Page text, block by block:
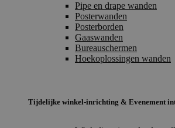
Pipe en drape wanden
Posterwanden
Posterborden
Gaaswanden
Bureauschermen
Hoekoplossingen wanden
Tijdelijke winkel-inrichting & Evenement